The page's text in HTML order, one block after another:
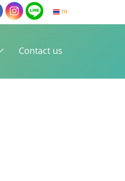
TH
Contact us